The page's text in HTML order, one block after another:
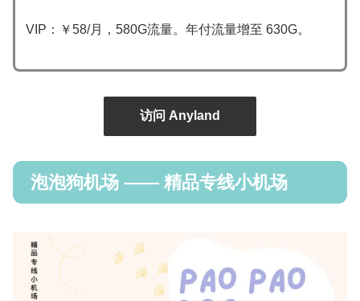
VIP：￥58/月，580G流量。年付流量增至 630G。
访问 Anyland
泡泡狗机场 —— 精品专线小机场